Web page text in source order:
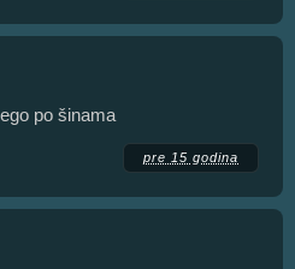
po šinama
pre 15 godina